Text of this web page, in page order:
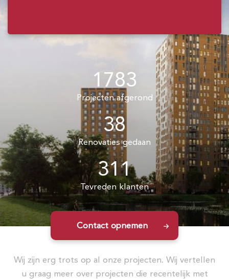
1783
Projecten afgerond
38
Renovaties gedaan
311
Tevreden klanten
Contact opnemen
Wij zijn erg trots op al onze projecten. Wij vertellen
u graag meer over projecten die recentelijk met